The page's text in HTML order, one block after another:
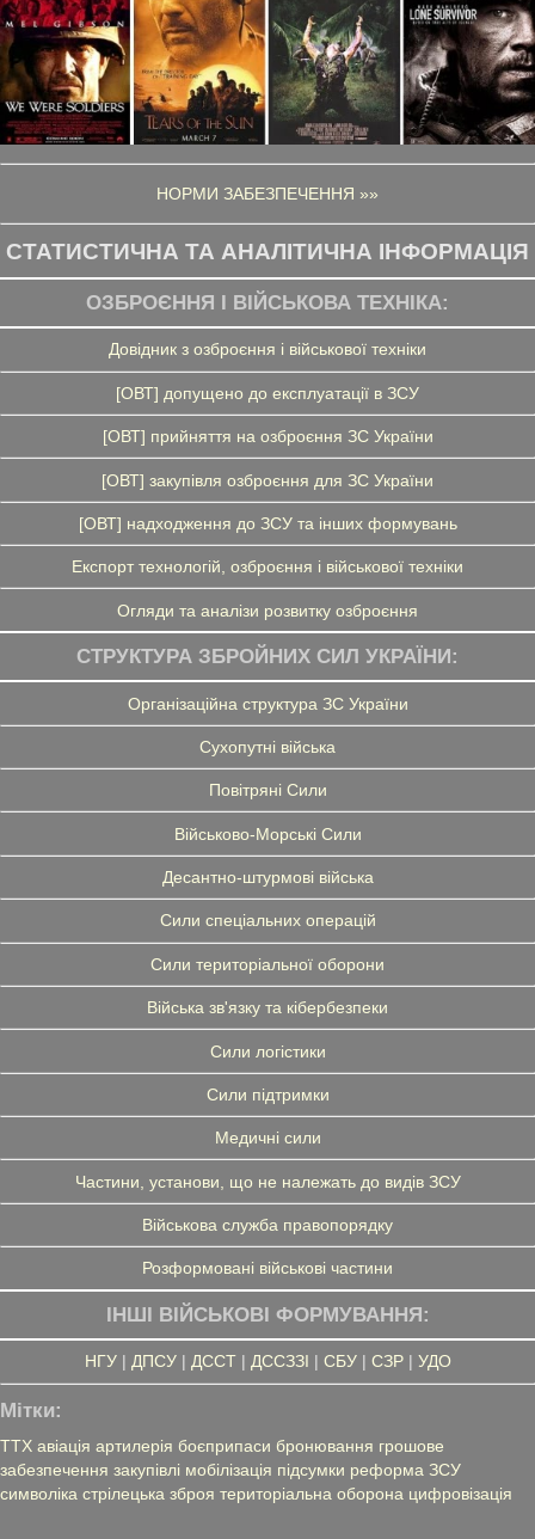
НОРМИ ЗАБЕЗПЕЧЕННЯ »»
СТАТИСТИЧНА ТА АНАЛІТИЧНА ІНФОРМАЦІЯ
ОЗБРОЄННЯ І ВІЙСЬКОВА ТЕХНІКА:
Довідник з озброєння і військової техніки
[ОВТ] допущено до експлуатації в ЗСУ
[ОВТ] прийняття на озброєння ЗС України
[ОВТ] закупівля озброєння для ЗС України
[ОВТ] надходження до ЗСУ та інших формувань
Експорт технологій, озброєння і військової техніки
Огляди та аналізи розвитку озброєння
СТРУКТУРА ЗБРОЙНИХ СИЛ УКРАЇНИ:
Організаційна структура ЗС України
Сухопутні війська
Повітряні Сили
Військово-Морські Сили
Десантно-штурмові війська
Сили спеціальних операцій
Сили територіальної оборони
Війська зв'язку та кібербезпеки
Сили логістики
Сили підтримки
Медичні сили
Частини, установи, що не належать до видів ЗСУ
Військова служба правопорядку
Розформовані військові частини
ІНШІ ВІЙСЬКОВІ ФОРМУВАННЯ:
НГУ| ДПСУ| ДССТ| ДССЗЗІ | СБУ| СЗР| УДО
Мітки:
ТТХ авіація артилерія боєприпаси бронювання грошове
забезпечення закупівлі мобілізація підсумки реформа ЗСУ
символіка стрілецька зброя територіальна оборона цифровізація